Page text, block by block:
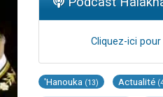
Cliquez-ici
'Hanouka (13) Actualité